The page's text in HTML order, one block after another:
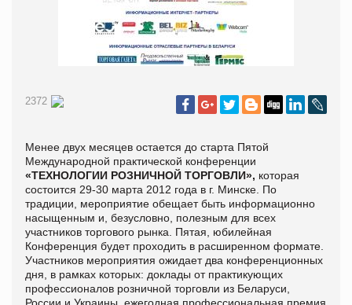
2372
Менее двух месяцев остается до старта Пятой
Международной практической конференции
«ТЕХНОЛОГИИ РОЗНИЧНОЙ ТОРГОВЛИ», которая
состоится 29-30 марта 2012 года в г. Минске. По
традиции, мероприятие обещает быть информационно
насыщенным и, безусловно, полезным для всех
участников торгового рынка.
Пятая, юбилейная
Конференция будет проходить в расширенном формате.
Участников мероприятия ожидает два конференционных
дня, в рамках которых: доклады от практикующих
профессионалов розничной торговли из Беларуси,
России и Украины, ежегодная профессиональная премия